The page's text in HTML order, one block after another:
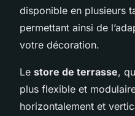
disponible en plusieurs
permettant ainsi de
votre décoration.
Le store de terrasse,
plus flexible et
horizontalement et